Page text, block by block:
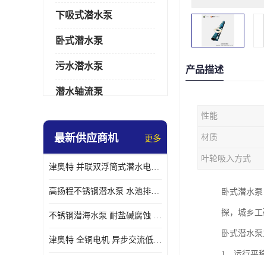
下吸式潜水泵
卧式潜水泵
污水潜水泵
潜水轴流泵
螺旋离心泵
控制柜
最新供应商机 更多
津奥特 并联双浮筒式潜水电泵 矿山抢险泵 大流量卧式安装 可提供定制
高扬程不锈钢潜水泵 水池排水 变频 井用潜水电泵供应 能耗低 工厂批发
不锈钢潜海水泵 耐盐碱腐蚀 大流量 立式卧式下吸式安装 厂家定制
津奥特 全铜电机 异步交流低压潜水电机 运行稳定售后质保 致电咨询
产品描述
性能
材质
叶轮吸入方式
卧式潜水
探，城乡
卧式潜水泵